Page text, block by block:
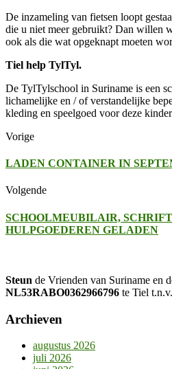
De inzameling van fietsen loopt
die u niet meer gebruikt? Dan willen
ook als die wat opgeknapt moeten
Tiel help TylTyl.
De TylTylschool in Suriname is een
lichamelijke en / of verstandelijke
kleding en speelgoed voor deze
Vorige
LADEN CONTAINER IN
Volgende
SCHOOLMEUBILAIR,
HULPGOEDEREN GELADEN
Steun de Vrienden van Suriname en
NL53RABO0362966796 te Tiel
Archieven
augustus 2026
juli 2026